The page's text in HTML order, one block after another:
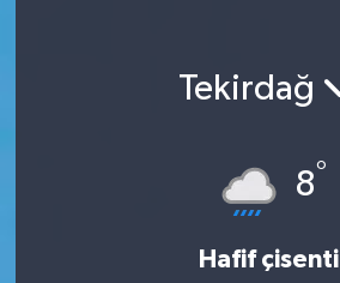
Tekirdağ
8°
Hafif çisenti